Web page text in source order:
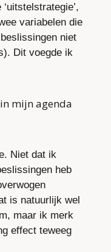
variabelen die
niet
Dit voegde ik
mijn agenda
Niet dat ik
heb
is natuurlijk wel
maar ik merk
effect teweeg